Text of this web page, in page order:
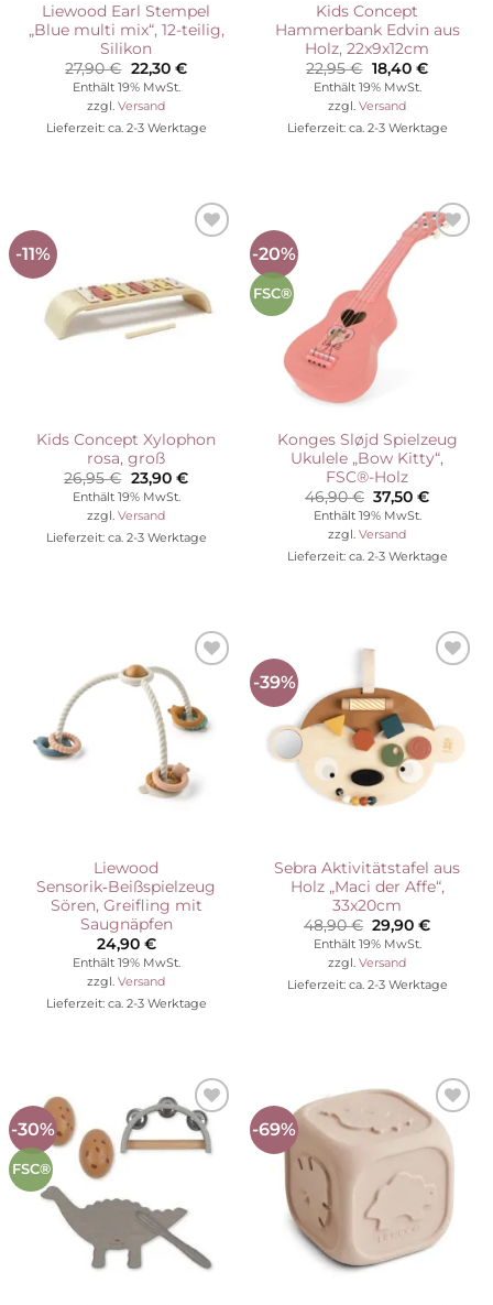
Liewood Earl Stempel
„Blue multi mix“, 12-teilig,
Silikon
27,90€ Ursprünglicher
Preis
war:
27,90 €
22,30 €Aktueller
Enthält 19% MwSt.
zzgl. Versand
Lieferzeit: ca. 2-3 Werktage
Kids Concept
Hammerbank Edvin aus
Holz, 22x9x12cm
22,95€ Ursprünglicher
Preis
war:
22,95 €
18,40 €
Enthält 19% MwSt.
zzgl. Versand
Lieferzeit: ca. 2-3 Werktage
-11%
Kids Concept Xylophon
rosa, groß
26,95€ Ursprünglicher
Preis
war:
26,95 €
23,90 €Aktueller
Enthält 19% MwSt.
zzgl. Versand
Lieferzeit: ca. 2-3 Werktage
-20%
FSC®
Auf die
Wunschliste
Konges Sløjd Spielzeug
Ukulele „Bow Kitty“,
FSC®-Holz
46,90€ Ursprünglicher
Preis
war:
46,90 €
37,50€
Enthält 19% MwSt.
zzgl. Versand
Lieferzeit: ca. 2-3 Werktage
Auf die
Wunschliste
Liewood
Sensorik‑Beißspielzeug
Sören, Greifling mit
Saugnäpfen
24,90 €
Enthält 19% MwSt.
zzgl. Versand
Lieferzeit: ca. 2-3 Werktage
-39%
Wunschliste
Sebra Aktivitätstafel aus
Holz „Maci der Affe“,
33x20cm
48,90€ Ursprünglicher
Preis
war:
48,90 €
29,90€
Enthält 19% MwSt.
zzgl. Versand
Lieferzeit: ca. 2-3 Werktage
-30%
FSC®
Auf die
Wunschliste
-69%
Auf die
Wunschliste